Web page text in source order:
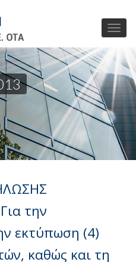
την
εκτύπωση (4)
καθώς και τη